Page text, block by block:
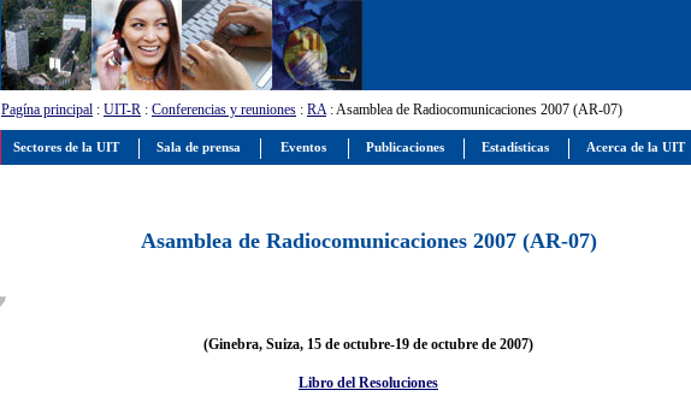
Pagína principal : UIT-R : Conferencias y reuniones : RA: Asamblea de Radiocomunicaciones 2007 (AR-07)
Asamblea de Radiocomunicaciones 2007 (AR-07)
(Ginebra, Suiza, 15 de octubre-19 de octubre de 2007)
Libro del Resoluciones
Sectores de la UIT Sala de prensa Eventos Publicaciones Estadísticas Acerca de la UIT